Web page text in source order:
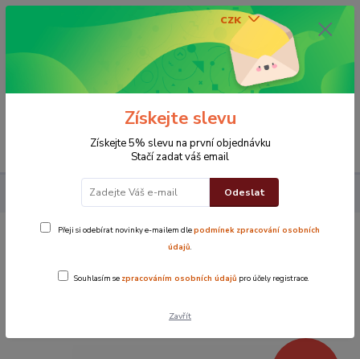
CZK
0 Kč
Povlak na polštářek 40x40 cm Šipky červené
Povlak na polštářek 40x40 cm Šipky
červené
Získejte slevu
Získejte 5% slevu na první objednávku
Stačí zadat váš email
Odeslat
Přeji si odebírat novinky e-mailem dlepodmínek zpracování osobních
údajů.
Souhlasím se zpracováním osobních údajů pro účely registrace.
Zavřít